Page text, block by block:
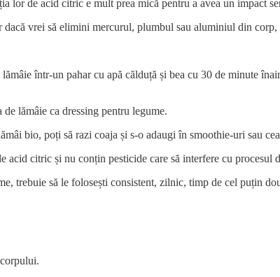
lor de acid citric e mult prea mică pentru a avea un impact
vrei să elimini mercurul, plumbul sau aluminiul din corp,
într-un pahar cu apă călduță și bea cu 30 de minute
lămâie ca dressing pentru legume.
bio, poți să razi coaja și s-o adaugi în smoothie-uri sau
citric și nu conțin pesticide care să interfere cu procesul
trebuie să le folosești consistent, zilnic, timp de cel puțin